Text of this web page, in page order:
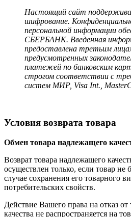
Настоящий сайт
шифрование.
персональной информации
СБЕРБАНК. Введенная
предоставлена третьим
предусмотренных
платежей по банковским
строгом соответствии с
систем МИР, Visa Int.,
Условия возврата товара
Обмен товара надлежащего
Возврат товара надлежащего
осуществлен только, если товар не
случае сохранения его товарного
потребительских свойств.
Действие Вашего права на отказ
качества не распространяется на